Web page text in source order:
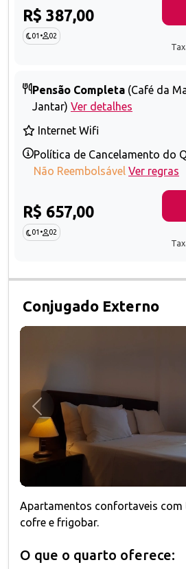
R$ 387,00
01 • 02
Pensão Completa (Café da
Jantar) Ver detalhes
Internet Wifi
Política de Cancelamento do
Não Reembolsável Ver regras
R$ 657,00
01 • 02
Conjugado Externo
Anterior
Apartamentos confortaveis com
cofre e frigobar.
O que o quarto oferece: